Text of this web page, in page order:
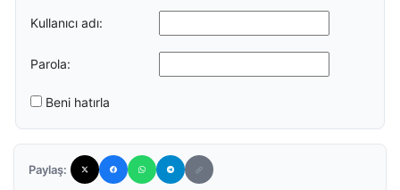
Kullanıcı adı:
Parola:
Beni hatırla
Paylaş: